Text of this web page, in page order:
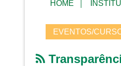
HOME
EVENTOS/